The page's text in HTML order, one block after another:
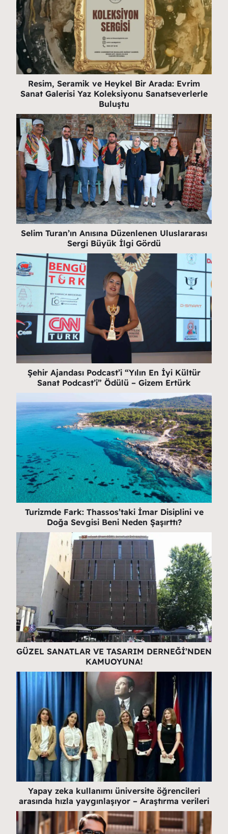
Resim, Seramik ve Heykel Bir Arada: Evrim
Sanat Galerisi Yaz Koleksiyonu Sanatseverlerle
Buluştu
Selim Turan’ın Anısına Düzenlenen Uluslararası
Sergi Büyük İlgi Gördü
Şehir Ajandası Podcast’i “Yılın En İyi Kültür
Sanat Podcast’i” Ödülü – Gizem Ertürk
Turizmde Fark: Thassos’taki İmar Disiplini ve
Doğa Sevgisi Beni Neden Şaşırttı?
GÜZEL SANATLAR VE TASARIM DERNEĞİ’NDEN
KAMUOYUNA!
Yapay zeka kullanımı üniversite öğrencileri
arasında hızla yaygınlaşıyor – Araştırma verileri